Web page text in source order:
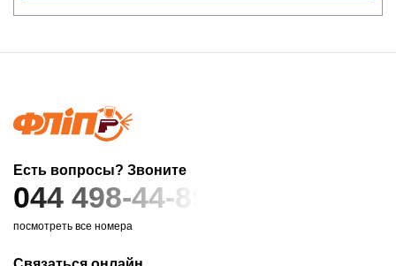
Есть вопросы? Звоните
044 498-44-89
посмотреть все номера